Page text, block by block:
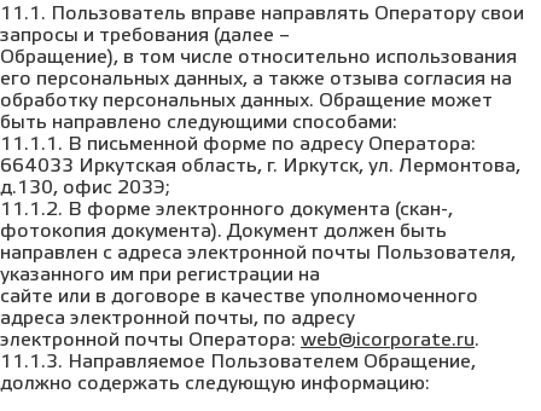
11.1. Пользователь вправе направлять Оператору свои
запросы и требования (далее –
Обращение), в том числе относительно использования
его персональных данных, а также отзыва согласия на
обработку персональных данных. Обращение может
быть направлено следующими способами:
11.1.1. В письменной форме по адресу Оператора:
664033 Иркутская область, г. Иркутск, ул. Лермонтова,
д.130, офис 203Э;
11.1.2. В форме электронного документа (скан-,
фотокопия документа). Документ должен быть
направлен с адреса электронной почты Пользователя,
указанного им при регистрации на
сайте или в договоре в качестве уполномоченного
адреса электронной почты, по адресу
электронной почты Оператора: web@icorporate.ru.
11.1.3. Направляемое Пользователем Обращение,
должно содержать следующую информацию: